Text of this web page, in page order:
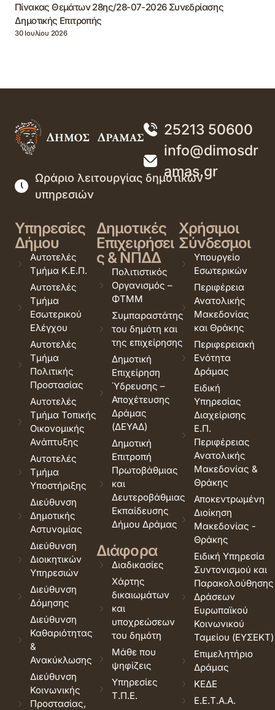
Πίνακας Θεμάτων 28ης/28-07-2026 Συνεδρίασης
Δημοτικής Επιτροπής
30 Ιουλίου 2026
25213 50600
info@dimosdr
amas.gr
Ωράριο λειτουργίας δημοτικών
υπηρεσιών
Υπηρεσίες
Δήμου
Αυτοτελές
Τμήμα Κ.Ε.Π.
Αυτοτελές
Τμήμα
Εσωτερικού
Ελέγχου
Αυτοτελές
Τμήμα
Πολιτικής
Προστασίας
Αυτοτελές
Τμήμα Τοπικής
Οικονομικής
Ανάπτυξης
Αυτοτελές
Τμήμα
Υποστήριξης
Διεύθυνση
Δημοτικής
Αστυνομίας
Διεύθυνση
Διοικητικών
Υπηρεσιών
Διεύθυνση
Δόμησης
Διεύθυνση
Καθαριότητας
&
Ανακύκλωσης
Διεύθυνση
Κοινωνικής
Προστασίας,
Δημοτικές
Επιχειρήσει
ς & ΝΠΔΔ
Πολιτιστικός
Οργανισμός –
ΦΤΜΜ
Συμπαραστάτης
του δημότη και
της επιχείρησης
Δημοτική
Επιχείρηση
Ύδρευσης –
Αποχέτευσης
Δράμας
(ΔΕΥΑΔ)
Δημοτική
Επιτροπή
Πρωτοβάθμιας
και
Δευτεροβάθμιας
Εκπαίδευσης
Δήμου Δράμας
Διάφορα
Διαδικασίες
Χάρτης
δικαιωμάτων
και
υποχρεώσεων
του δημότη
Μάθε που
ψηφίζεις
Υπηρεσίες
Τ.Π.Ε.
Χρήσιμοι
Σύνδεσμοι
Υπουργείο
Εσωτερικών
Περιφέρεια
Ανατολικής
Μακεδονίας
και Θράκης
Περιφερειακή
Ενότητα
Δράμας
Ειδική
Υπηρεσίας
Διαχείρισης
Ε.Π.
Περιφέρειας
Ανατολικής
Μακεδονίας &
Θράκης
Αποκεντρωμένη
Διοίκηση
Μακεδονίας -
Θράκης
Ειδική Υπηρεσία
Συντονισμού και
Παρακολούθησης
Δράσεων
Ευρωπαϊκού
Κοινωνικού
Ταμείου (ΕΥΣΕΚΤ)
Επιμελητήριο
Δράμας
ΚΕΔΕ
Ε.Ε.Τ.Α.Α.